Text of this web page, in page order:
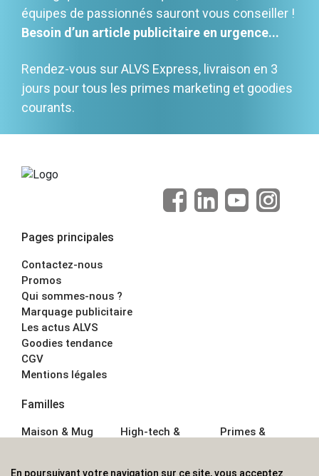
équipes de passionnés sauront vous conseiller !
Besoin d’un article publicitaire en urgence...
Rendez-vous sur ALVS Express, livraison en 3
jours pour tous les primes marketing et goodies
courants.
Pages principales
Contactez-nous
Promos
Qui sommes-nous ?
Marquage publicitaire
Les actus ALVS
Goodies tendance
CGV
Mentions légales
Familles
Maison & Mug
High-tech &
Primes &
En poursuivant votre navigation sur ce site, vous acceptez